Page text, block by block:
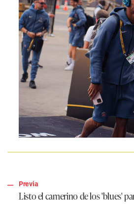
Previa
Listo el camerino de los 'blues'